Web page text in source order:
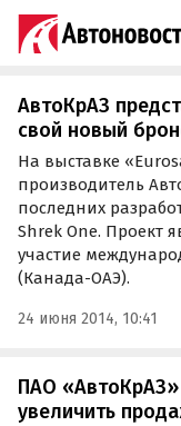
КрАЗ
АвтоКрАЗ
свой новый
На выставке
производитель
последних
Shrek One. Проект
участие
(Канада-ОАЭ).
24 июня 2014, 10:41
ПАО «АвтоКрАЗ»
увеличить